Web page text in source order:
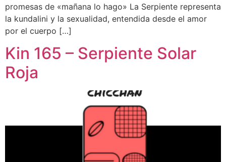
promesas de «mañana lo hago» La Serpiente representa
la kundalini y la sexualidad, entendida desde el amor
por el cuerpo […]
Kin 165 – Serpiente Solar
Roja